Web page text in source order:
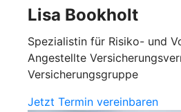
Lisa Bookholt
Spezialistin für Risiko- und
Angestellte
Versicherungsgruppe
Jetzt Termin vereinbaren